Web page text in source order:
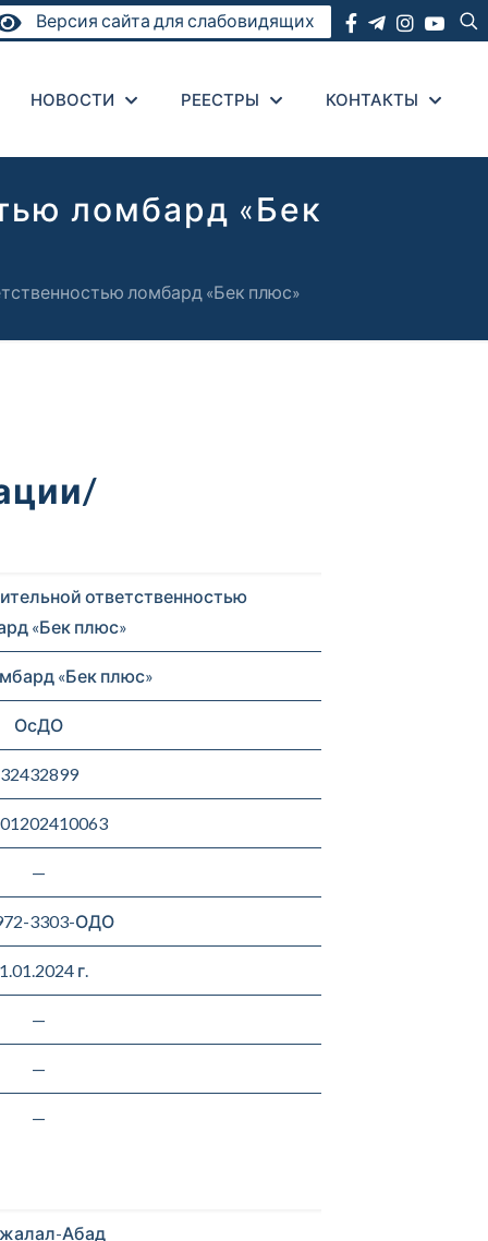
Версия сайта для слабовидящих
НОВОСТИ РЕЕСТРЫ КОНТАКТЫ
ломбард «Бек
ломбард «Бек плюс»
ответственностью
«Бек плюс»
«Бек плюс»
ОсДО
32432899
—
3303-ОДО
г.
—
—
—
Абад